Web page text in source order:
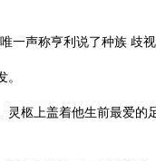
一声称亨利说了种族 歧
灵柩上盖着他生前最爱